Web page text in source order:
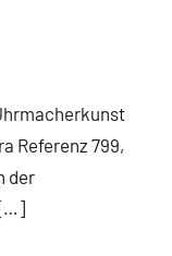
Referenz 799,
der
[…]